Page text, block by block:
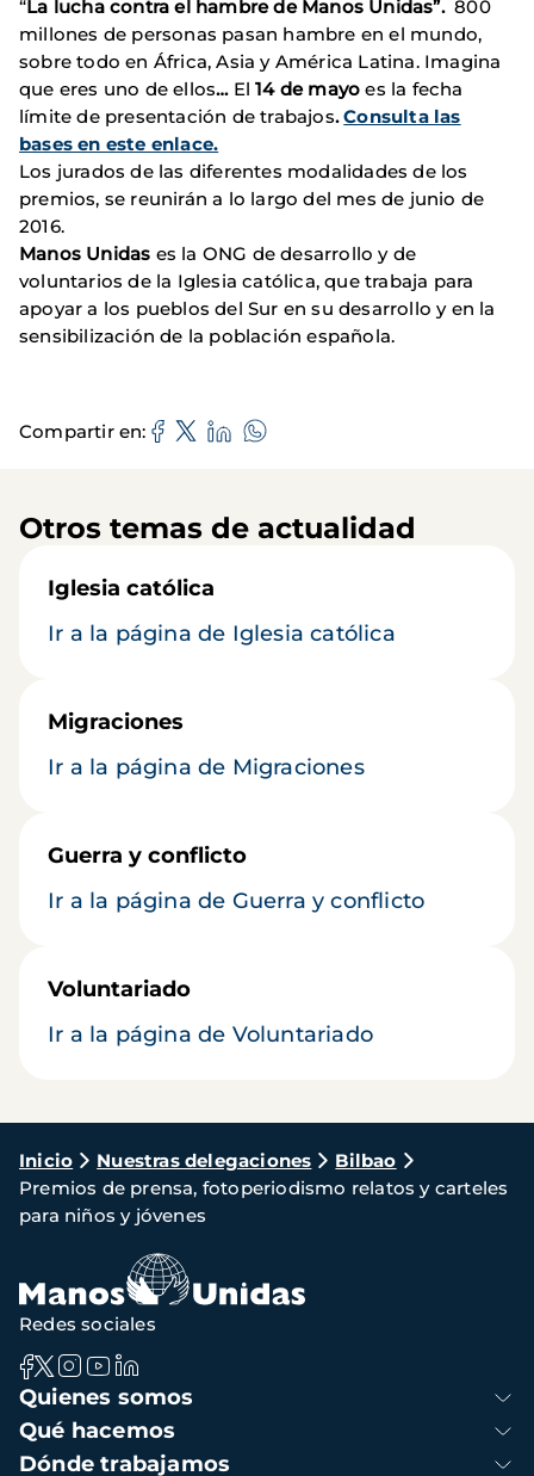
“La lucha contra el hambre de Manos Unidas”.800
millones de personas pasan hambre en el mundo,
sobre todo en África, Asia y América Latina. Imagina
que eres uno de ellos… El 14 de mayoes la fecha
límite de presentación de trabajos.Consulta las
bases en este enlace.
Los jurados de las diferentes modalidades de los
premios, se reunirán a lo largo del mes de junio de
2016.
Manos Unidas es la ONG de desarrollo y de
voluntarios de la Iglesia católica, que trabaja para
apoyar a los pueblos del Sur en su desarrollo y en la
sensibilización de la población española.
Compartir en
Otros temas de actualidad
Iglesia católica
Ir a la página de Iglesia católica
Migraciones
Ir a la página de Migraciones
Guerra y conflicto
Ir a la página de Guerra y conflicto
Voluntariado
Ir a la página de Voluntariado
Ruta
de
navegación
Inicio Nuestras delegaciones
Bilbao
Premios de prensa, fotoperiodismo relatos y carteles
para niños y jóvenes
Navegación
principal
Quienes somos
Qué hacemos
Dónde trabajamos
Redes sociales